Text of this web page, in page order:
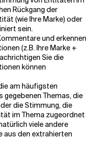
Rückgang der
(wie Ihre Marke) oder
sein.
und erkennen
(z.B. Ihre Marke +
Sie die
können
am häufigsten
gegebenen Themas, die
die Stimmung, die
im Thema zugeordnet
viele andere
aus den extrahierten